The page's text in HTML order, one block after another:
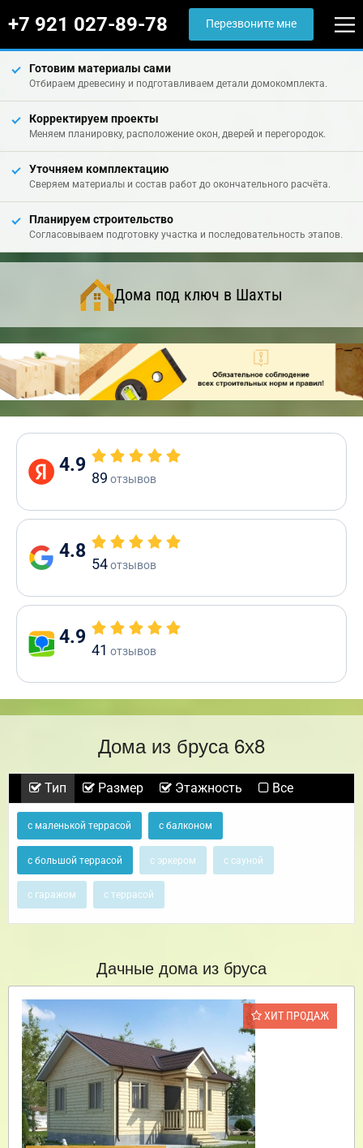
+7 921 027-89-78 Перезвоните мне
Готовим материалы сами
Отбираем древесину и подготавливаем детали домокомплекта.
Корректируем проекты
Меняем планировку, расположение окон, дверей и перегородок.
Уточняем комплектацию
Сверяем материалы и состав работ до окончательного расчёта.
Планируем строительство
Согласовываем подготовку участка и последовательность этапов.
Дома под ключ в Шахты
4.9
89 отзывов
4.8
54отзывов
4.9
41 отзывов
Дома из бруса 6х8
Тип Размер Этажность Все
с маленькой террасой с балконом
с большой террасой с эркером с сауной
с гаражом с террасой
Дачные дома из бруса
ХИТ ПРОДАЖ